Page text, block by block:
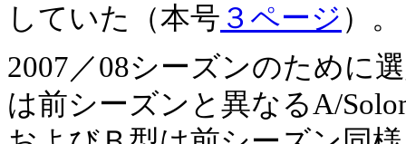
していた（本号 ３ページ ）。
2007／08シーズンのために
は前シーズンと異なるA/